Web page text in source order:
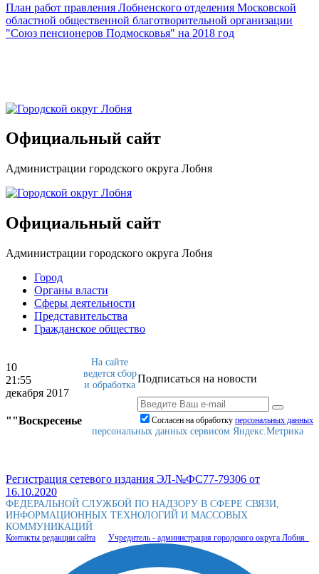
План работ правления Лобненского отделения Московской
областной общественной благотворительной организации
"Союз пенсионеров Подмосковья" на 2018 год
Официальный сайт
Администрации городского округа Лобня
Официальный сайт
Администрации городского округа Лобня
Город
Органы власти
Сферы деятельности
Представительства
Гражданское общество
10
21:55
декабря 2017
""Воскресенье
Подписаться на новости
Согласен на обработку персональныx данных
На сайте
ведется сбор
и обработка
персональных данных сервисом Яндекс.Метрика
Регистрация сетевого издания ЭЛ-№ФС77-79306 от
16.10.2020
ФЕДЕРАЛЬНОЙ СЛУЖБОЙ ПО НАДЗОРУ В СФЕРЕ СВЯЗИ,
ИНФОРМАЦИОННЫХ ТЕХНОЛОГИЙ И МАССОВЫХ
КОММУНИКАЦИЙ
Контакты редакции сайта Учредитель - администрация городского округа Лобня